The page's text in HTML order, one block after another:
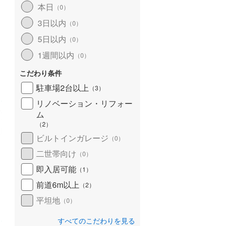
本日 （0）
3日以内 （0）
5日以内 （0）
1週間以内 （0）
こだわり条件
駐車場2台以上 （3）
リノベーション・リフォー
ム
（2）
ビルトインガレージ （0）
二世帯向け （0）
即入居可能 （1 ）
前道6m以上 （2）
平坦地 （0）
すべてのこだわりを見る